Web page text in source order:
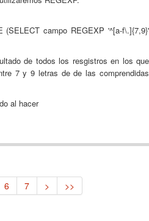
(SELECT campo REGEXP '^[a-f\.]{7,9}'
de todos los resgistros en los que
7 y 9 letras de de las comprendidas
al hacer
6 7 > >>